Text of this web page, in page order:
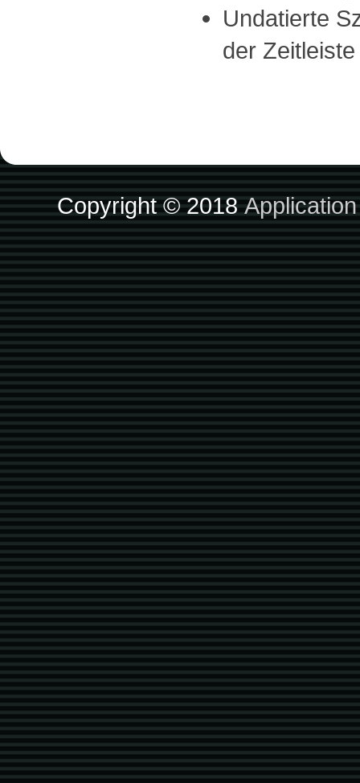
Undatierte
der
Copyright © 2018